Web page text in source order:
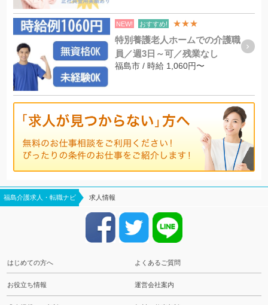
NEW! おすすめ! ★★★
特別養護老人ホームでの介護職
員／週3日～可／残業なし
福島市 / 時給 1,060円〜
福島介護求人・転職ナビ 求人情報
はじめての方へ よくあるご質問
お役立ち情報 運営会社案内